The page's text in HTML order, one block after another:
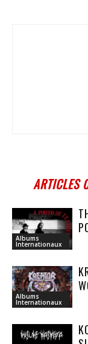
ARTICLES
Albums
Internationaux
Albums
Internationaux